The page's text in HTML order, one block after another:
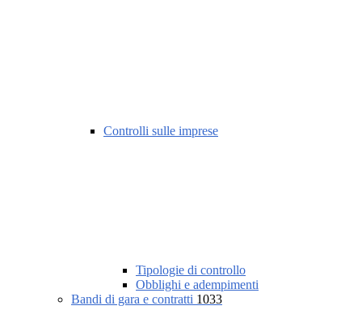
Controlli sulle imprese
Tipologie di controllo
Obblighi e adempimenti
Bandi di gara e contratti 1033